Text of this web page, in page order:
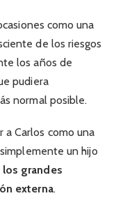
como una
de los riesgos
los años de
pudiera
normal posible.
a Carlos como una
un hijo
grandes
externa.